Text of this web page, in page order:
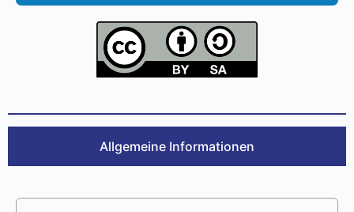
Allgemeine Informationen